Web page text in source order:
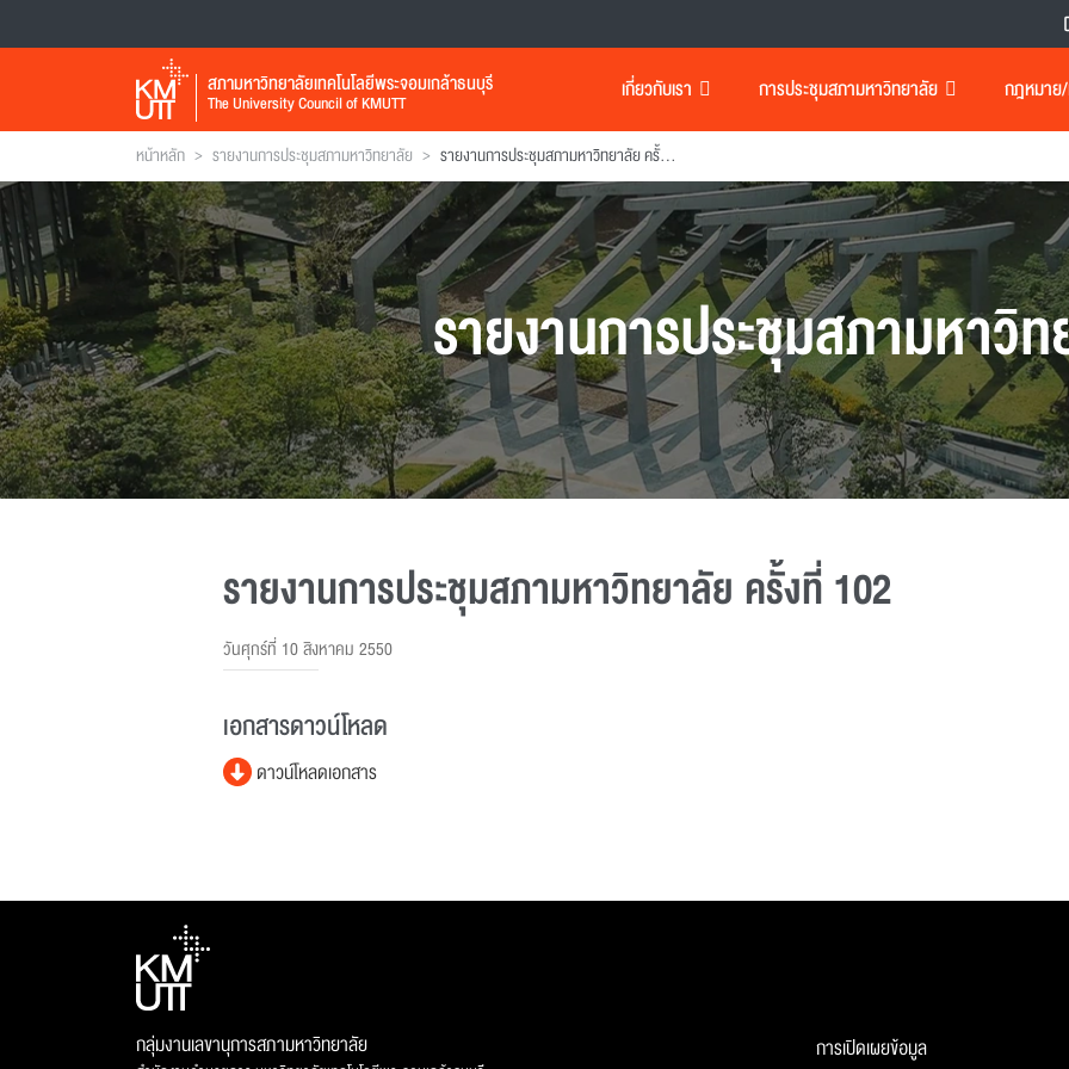
สภามหาวิทยาลัยเทคโนโลยีพระจอมเกล้าธนบุรี
The University Council of KMUTT เกี่ยวกับเรา การประชุมสภามหาวิทยาลัย กฎหมาย/
หน้าหลัก > รายงานการประชุมสภามหาวิทยาลัย > รายงานการประชุมสภามหาวิทยาลัย ครั้งที่ 102
รายงานการประชุมสภามหาวิ
รายงานการประชุมสภามหาวิทยาลัย ครั้งที่ 102
วันศุกร์ที่ 10 สิงหาคม 2550
เอกสารดาวน์โหลด
ดาวน์โหลดเอกสาร
กลุ่มงานเลขานุการสภามหาวิทยาลัย การเปิดเผยข้อมูล